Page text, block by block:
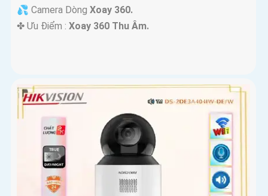
💦 Camera Dòng Xoay 360.
️✤ Ưu Điểm : Xoay 360 Thu Âm.